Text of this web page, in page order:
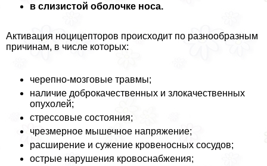
в слизистой оболочке носа.
Активация ноцицепторов происходит по разнообразным
причинам, в числе которых:
черепно-мозговые травмы;
наличие доброкачественных и злокачественных
опухолей;
стрессовые состояния;
чрезмерное мышечное напряжение;
расширение и сужение кровеносных сосудов;
острые нарушения кровоснабжения;